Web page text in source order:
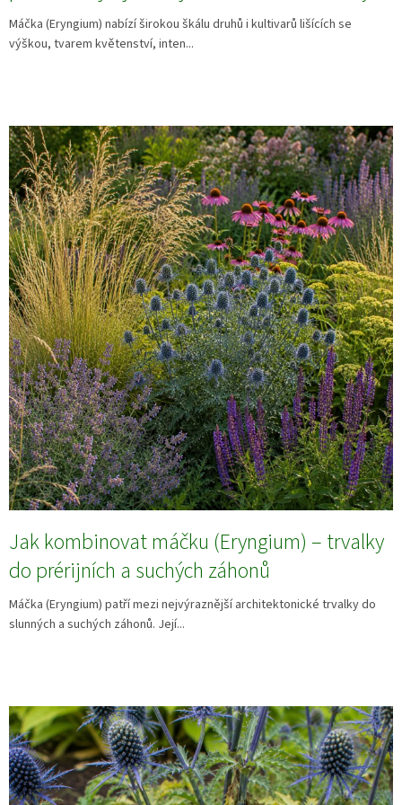
Máčka (Eryngium) nabízí širokou škálu druhů i kultivarů lišících se
výškou, tvarem květenství, inten...
Jak kombinovat máčku (Eryngium) – trvalky
do prérijních a suchých záhonů
Máčka (Eryngium) patří mezi nejvýraznější architektonické trvalky do
slunných a suchých záhonů. Její...